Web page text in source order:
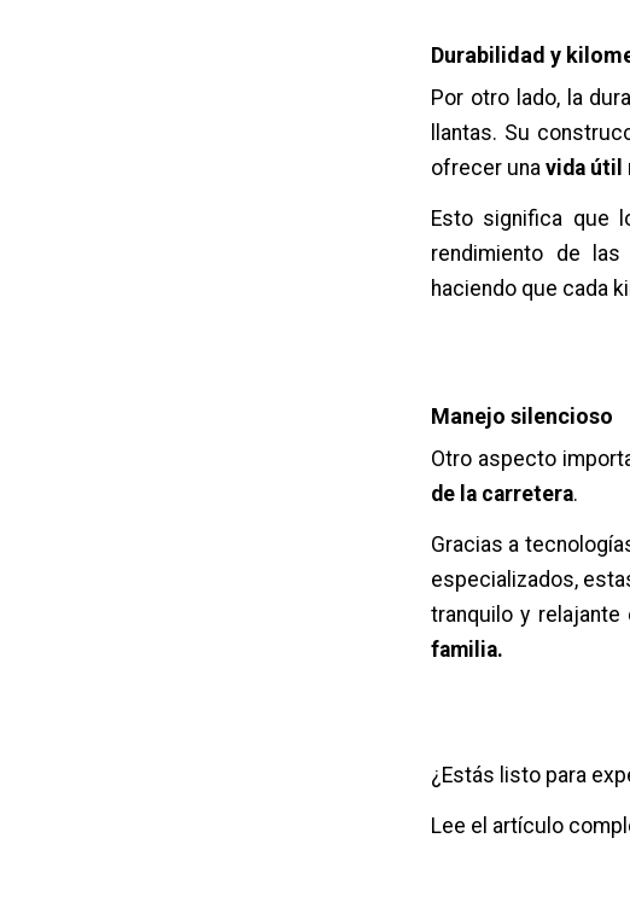
Durabilidad y
Por otro lado, la
llantas. Su
ofrecer una vida útil
Esto significa que
rendimiento de las
haciendo que cada
Manejo silencioso
Otro aspecto
de la carretera.
Gracias a
especializados,
tranquilo y relajante
familia.
¿Estás listo para
Lee el artículo